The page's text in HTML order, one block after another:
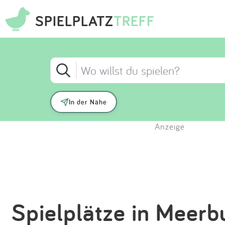
SPIELPLATZTREFF
In der Nähe
Anzeige
Spielplätze in